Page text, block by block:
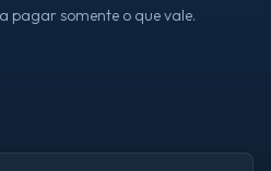
pagar somente o que vale.